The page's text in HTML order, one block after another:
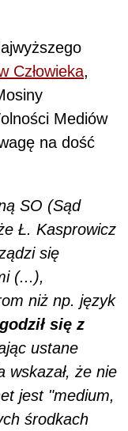
Człowieka,
Mediów
na dość
SO (Sąd
Ł. Kasprowicz
się
(...),
niż np. język
się z
ustane
wskazał, że nie
jest "medium,
środkach